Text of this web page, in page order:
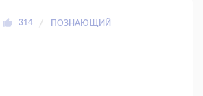
314 ПОЗНАЮЩИЙ